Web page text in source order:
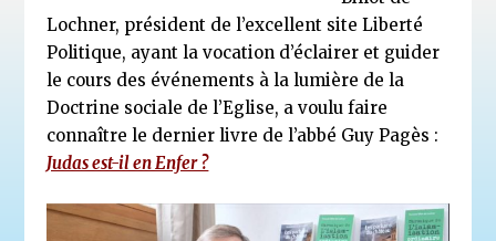
Lochner, président de l’excellent site Liberté
Politique, ayant la vocation d’éclairer et guider
le cours des événements à la lumière de la
Doctrine sociale de l’Eglise, a voulu faire
connaître le dernier livre de l’abbé Guy Pagès :
Judas est-il en Enfer ?